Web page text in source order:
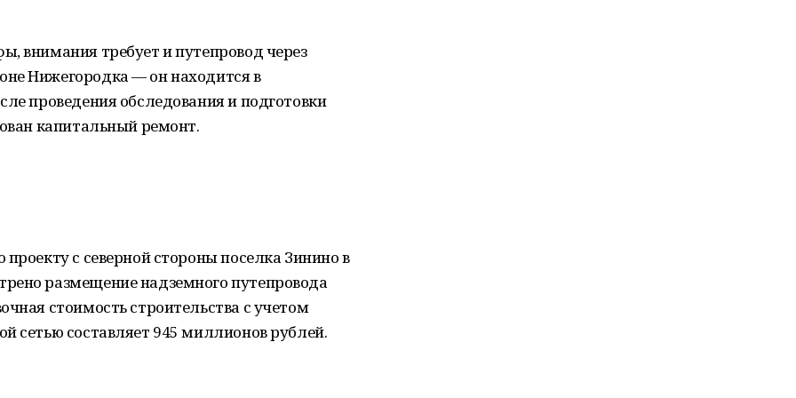
внимания требует и путепровод через
Нижегородка — он находится в
проведения обследования и подготовки
капитальный ремонт.
с северной стороны поселка Зинино в
размещение надземного путепровода
стоимость строительства с учетом
сетью составляет 945 миллионов рублей.